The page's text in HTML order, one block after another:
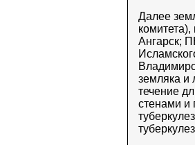
Далее
Ангарск;
земляка и
течение
стенами и